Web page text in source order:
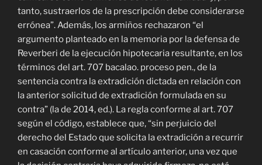
tanto, sustraerlos de la prescripción debe considerarse
errónea”. Además, los armiños rechazaron “el
argumento planteado en la memoria por la defensa de
Reverberi de la ejecución hipotecaria resultante, en los
términos del art. 707 bacalao. proceso pen., de la
sentencia contra la extradición dictada en relación con
la anterior solicitud de extradición formulada en su
contra” (la de 2014, ed.). La regla conforme al art. 707
según el código, establece que, “sin perjuicio del
derecho del Estado que solicita la extradición a recurrir
en casación conforme al artículo anterior, una vez que